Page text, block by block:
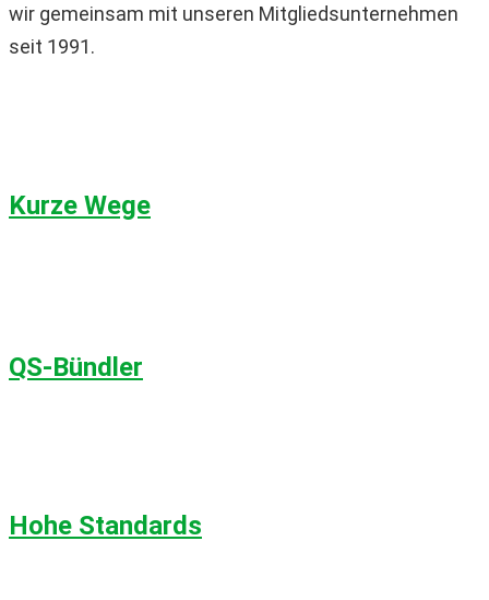
wir gemeinsam mit unseren Mitgliedsunternehmen
seit 1991.
Kurze Wege
QS-Bündler
Hohe Standards